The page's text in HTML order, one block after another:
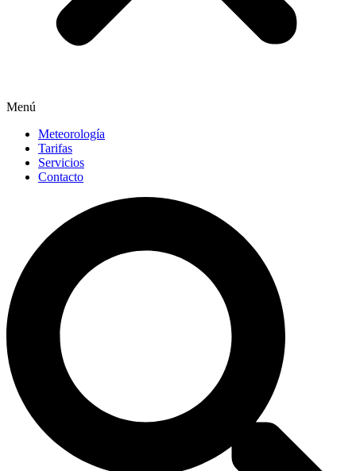
Menú
Meteorología
Tarifas
Servicios
Contacto